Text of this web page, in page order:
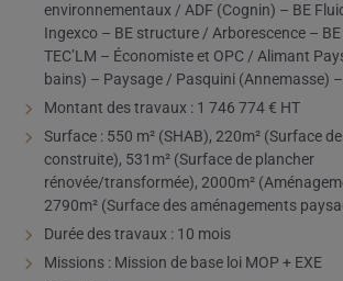
environnementaux / ADF (Cognin) – BE
Ingexco – BE structure / Arborescence –
TEC’LM – Économiste et OPC / Alimant
bains) – Paysage / Pasquini (Annemasse)
Montant des travaux : 1 746 774 € HT
Surface : 550 m² (SHAB), 220m² (Surface
construite), 531m² (Surface de plancher
rénovée/transformée), 2000m²
2790m² (Surface des aménagements
Durée des travaux : 10 mois
Missions : Mission de base loi MOP + EXE